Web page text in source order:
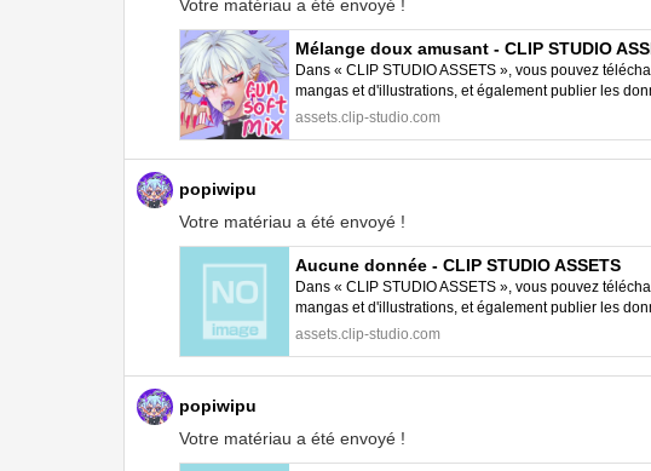
Votre matériau a été envoyé !
Mélange doux amusant - CLIP STUDIO
Dans « CLIP STUDIO ASSETS », vous pouvez
mangas et d'illustrations, et également publier les
STUDIO PAINT.
assets.clip-studio.com
popiwipu
Votre matériau a été envoyé !
Aucune donnée - CLIP STUDIO ASSETS
Dans « CLIP STUDIO ASSETS », vous pouvez
mangas et d'illustrations, et également publier les
STUDIO PAINT.
assets.clip-studio.com
popiwipu
Votre matériau a été envoyé !